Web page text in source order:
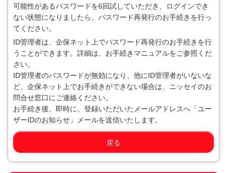
可能性があるパスワードを6回試していただき、ログインでき
ない状態になりましたら、パスワード再発行のお手続きを行っ
てください。
ID管理者は、企保ネット上でパスワード再発行のお手続きを行
うことができます。詳細は、お手続きマニュアルをご参照くだ
さい。
ID管理者のパスワードが無効になり、他にID管理者がいないな
ど、企保ネット上でお手続きができない場合は、ニッセイのお
問合せ窓口にご連絡ください。
お手続き後、即時に、登録いただいたメールアドレスへ「ユー
ザーIDのお知らせ」メールを送信いたします。
戻る